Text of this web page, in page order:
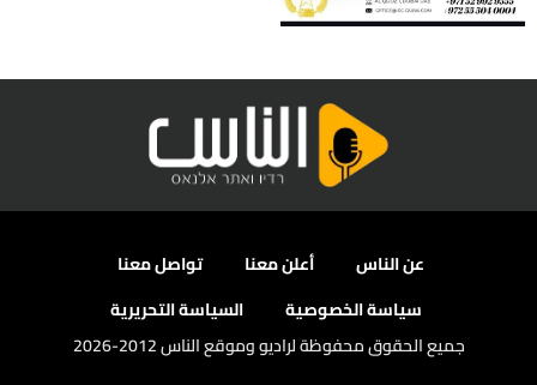
عن الناس أعلن معنا
تواصل معنا
سياسة الخصوصية
السياسة التحريرية
جميع الحقوق محفوظة لراديو وموقع الناس 2012-2026